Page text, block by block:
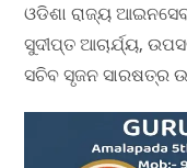
ଓଡିଶା ରାଜ୍ୟ
ସୁଦୀପ୍ତ ଆଚାର୍ଯ୍ୟ,
ସଚିବ ସୃଜନ ସାରଷତ୍ର